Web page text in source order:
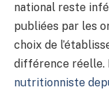
national reste
publiées par les
choix de
différence réelle.
nutritionniste